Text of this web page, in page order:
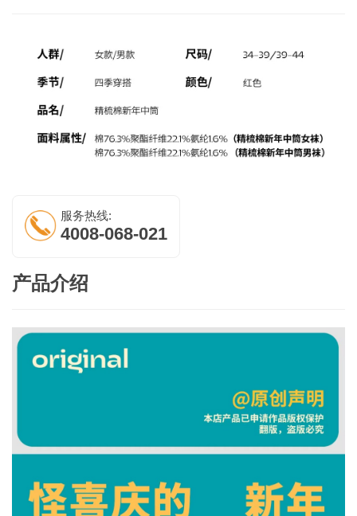
服务热线:
4008-068-021
产品介绍